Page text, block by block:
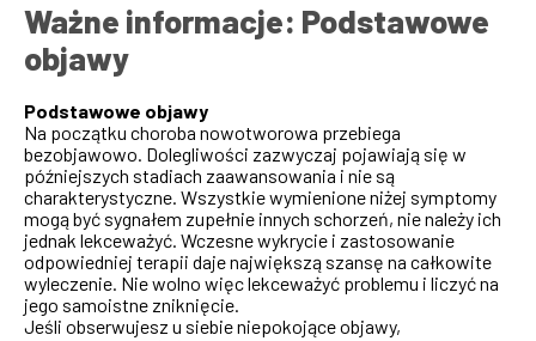
Ważne informacje: Podstawowe
objawy
Podstawowe objawy
Na początku choroba nowotworowa przebiega
bezobjawowo. Dolegliwości zazwyczaj pojawiają się w
późniejszych stadiach zaawansowania i nie są
charakterystyczne. Wszystkie wymienione niżej symptomy
mogą być sygnałem zupełnie innych schorzeń, nie należy ich
jednak lekceważyć. Wczesne wykrycie i zastosowanie
odpowiedniej terapii daje największą szansę na całkowite
wyleczenie. Nie wolno więc lekceważyć problemu i liczyć na
jego samoistne zniknięcie.
Jeśli obserwujesz u siebie niepokojące objawy,